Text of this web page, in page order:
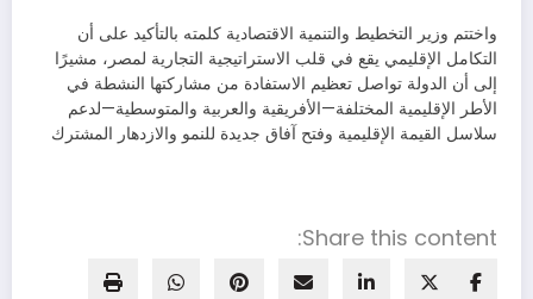
واختتم وزير التخطيط والتنمية الاقتصادية كلمته بالتأكيد على أن
التكامل الإقليمي يقع في قلب الاستراتيجية التجارية لمصر، مشيرًا
إلى أن الدولة تواصل تعظيم الاستفادة من مشاركتها النشطة في
الأطر الإقليمية المختلفة—الأفريقية والعربية والمتوسطية—لدعم
سلاسل القيمة الإقليمية وفتح آفاق جديدة للنمو والازدهار المشترك
Share this content: